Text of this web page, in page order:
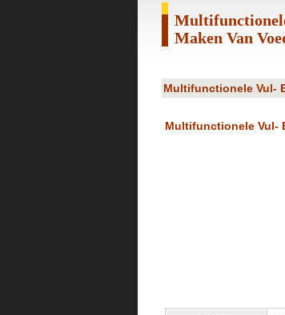
Maken Van
Multifunctionele Vul-
Multifunctionele Vul-